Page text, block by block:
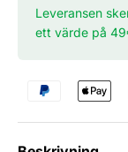
Leveransen
ett värde på